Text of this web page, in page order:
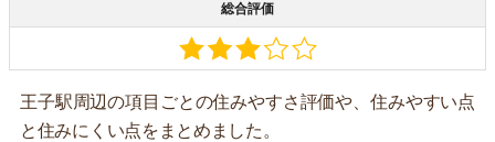
総合評価
王子駅周辺の項目ごとの住みやすさ評価や、住みやすい点
と住みにくい点をまとめました。